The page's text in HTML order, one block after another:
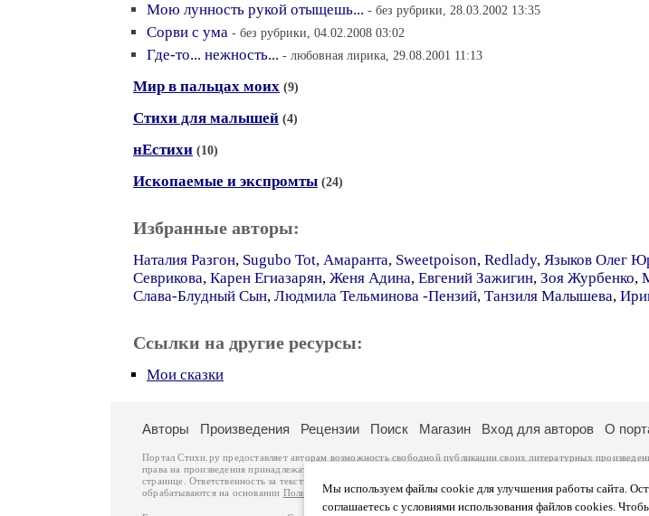
Мою лунность рукой отыщешь... - без рубрики, 28.03.2002 13:35
Сорви с ума - без рубрики, 04.02.2008 03:02
Где-то... нежность... - любовная лирика, 29.08.2001 11:13
Мир в пальцах моих (9)
Стихи для малышей (4)
нЕстихи (10)
Ископаемые и экспромты (24)
Избранные авторы:
Наталия Разгон, Sugubo Tot, Амаранта, Sweetpoison, Redlady, Языков Олег
Севрикова, Карен Егиазарян, Женя Адина, Евгений Зажигин, Зоя Журбенко,
Слава-Блудный Сын, Людмила Тельминова -Пензий, Танзиля Малышева,
Ссылки на другие ресурсы:
Мои сказки
Мы используем файлы cookie для улучшения работы сайта.
соглашаетесь с условиями использования файлов cookies.
Авторы Произведения Рецензии Поиск Магазин Вход для авторов О
Портал Стихи.ру предоставляет авторам возможность свободной публикации своих литературных
права на произведения принадлежат авторам и охраняются
. Перепечатка произведений возможна
странице. Ответственность за тексты произведений авторы несут самостоятельно на основании
обрабатываются на основании Политики обработки персональных данных. Вы также можете посмотреть